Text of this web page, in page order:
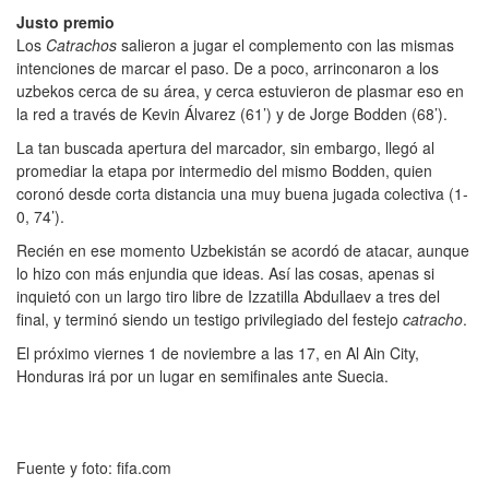
Justo premio
Los Catrachos salieron a jugar el complemento con las mismas
intenciones de marcar el paso. De a poco, arrinconaron a los
uzbekos cerca de su área, y cerca estuvieron de plasmar eso en
la red a través de Kevin Álvarez (61’) y de Jorge Bodden (68’).
La tan buscada apertura del marcador, sin embargo, llegó al
promediar la etapa por intermedio del mismo Bodden, quien
coronó desde corta distancia una muy buena jugada colectiva (1-
0, 74’).
Recién en ese momento Uzbekistán se acordó de atacar, aunque
lo hizo con más enjundia que ideas. Así las cosas, apenas si
inquietó con un largo tiro libre de Izzatilla Abdullaev a tres del
final, y terminó siendo un testigo privilegiado del festejo catracho.
El próximo viernes 1 de noviembre a las 17, en Al Ain City,
Honduras irá por un lugar en semifinales ante Suecia.
Fuente y foto: fifa.com